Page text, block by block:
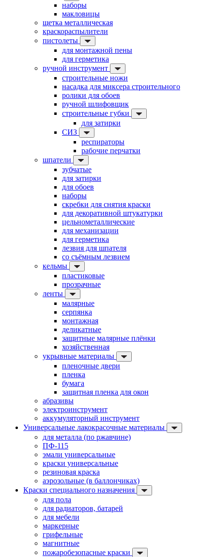
наборы
макловицы
щетка металлическая
краскораспылители
пистолеты
для монтажной пены
для герметика
ручной инструмент
строительные ножи
насадка для миксера строительного
ролики для обоев
ручной шлифовщик
строительные губки
для затирки
СИЗ
респираторы
рабочие перчатки
шпатели
зубчатые
для затирки
для обоев
наборы
скребки для снятия краски
для декоративной штукатурки
цельнометаллические
для механизации
для герметика
лезвия для шпателя
со съёмным лезвием
кельмы
пластиковые
прозрачные
ленты
малярные
серпянка
монтажная
деликатные
защитные малярные плёнки
хозяйственная
укрывные материалы
пленочные двери
пленка
бумага
защитная пленка для окон
абразивы
электроинструмент
аккумуляторный инструмент
Универсальные лакокрасочные материалы
для металла (по ржавчине)
ПФ-115
эмали универсальные
краски универсальные
резиновая краска
аэрозольные (в баллончиках)
Краски специального назначения
для пола
для радиаторов, батарей
для мебели
маркерные
грифельные
магнитные
пожаробезопасные краски